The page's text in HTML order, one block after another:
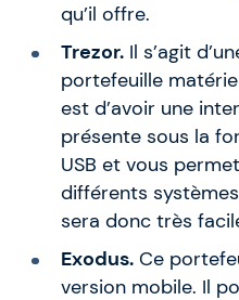
qu’il offre.
Trezor.Il s’agit
portefeuille
est d’avoir une
présente sous la
USB et vous
différents
sera donc très
Exodus.Ce
version mobile. Il